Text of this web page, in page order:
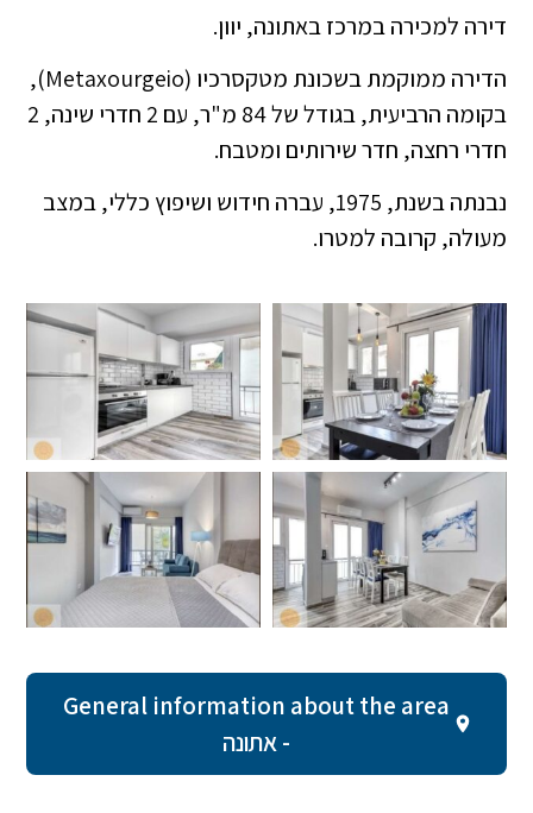
דירה למכירה במרכז באתונה, יוון.
הדירה ממוקמת בשכונת מטקסרכיו (Metaxourgeio),
בקומה הרביעית, בגודל של 84 מ"ר, עם 2 חדרי שינה, 2
חדרי רחצה, חדר שירותים ומטבח.
נבנתה בשנת, 1975, עברה חידוש ושיפוץ כללי, במצב
מעולה, קרובה למטרו.
General information about the area
- אתונה